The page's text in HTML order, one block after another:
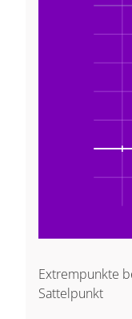
Extrempunkte
Sattelpunkt